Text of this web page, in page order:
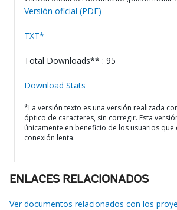
Versión oficial (PDF)
TXT*
Total Downloads** : 95
Download Stats
*La versión texto es una versión realizada
óptico de caracteres, sin corregir. Esta
únicamente en beneficio de los usuarios que
conexión lenta.
ENLACES RELACIONADOS
Ver documentos relacionados con los